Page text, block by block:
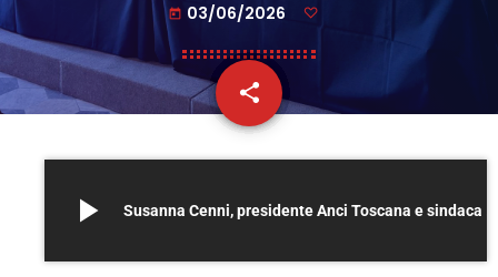
today 03/06/2026
share
email
play_arrow